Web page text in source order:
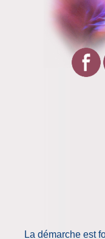
La démarche est